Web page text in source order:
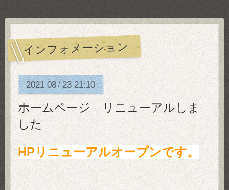
インフォメーション
2021 08/23 21:10
ホームページ リニューアルしま
した
HPリニューアルオープンです。